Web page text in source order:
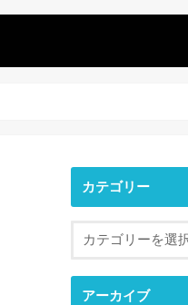
カテゴリー
アーカイブ